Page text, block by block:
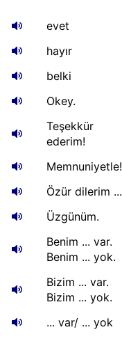
evet
hayır
belki
Okey.
Teşekkür
ederim!
Memnuniyetle!
Özür dilerim ...
Üzgünüm.
Benim ... var.
Benim ... yok.
Bizim ... var.
Bizim ... yok.
... var/ ... yok